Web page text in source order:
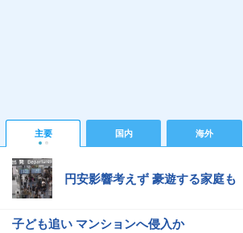
主要 国内 海外
円安影響考えず 豪遊する家庭も
子ども追い マンションへ侵入か